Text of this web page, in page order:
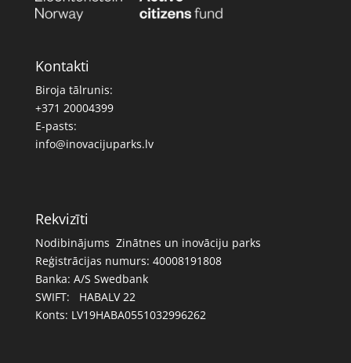
Kontakti
Biroja tālrunis:
+371 20004399
E-pasts:
info@inovacijuparks.lv
Rekvizīti
Nodibinājums Zinātnes un inovāciju parks
Reģistrācijas numurs: 40008191808
Banka: A/S Swedbank
SWIFT: HABALV 22
Konts: LV19HABA0551032996262